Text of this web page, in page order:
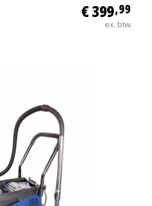
€ 399,99
ex. btw